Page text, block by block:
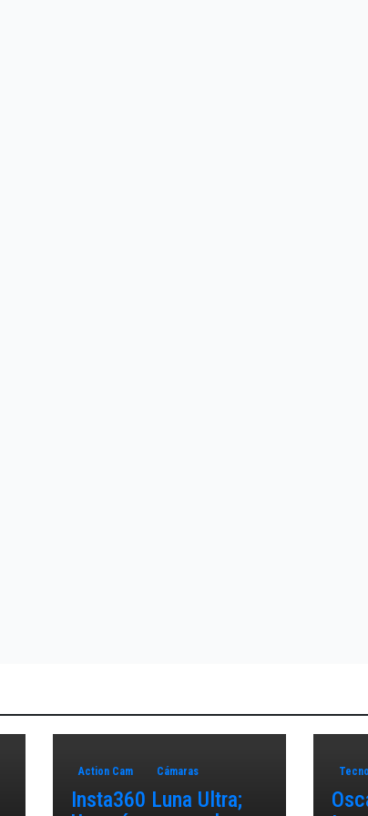
Action Cam Cámaras
Insta360 Luna Ultra;